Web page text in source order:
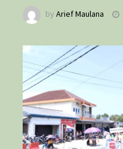
byArief Maulana